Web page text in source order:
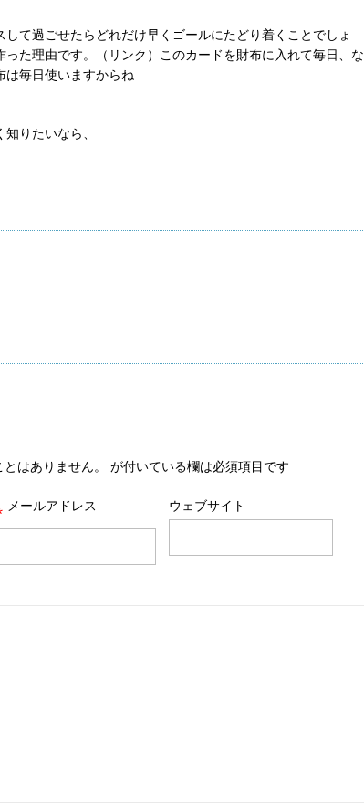
て過ごせたらどれだけ早くゴールにたどり着くことでしょ
った理由です。（リンク）このカードを財布に入れて毎日、な
は毎日使いますからね
りたいなら、
はありません。 が付いている欄は必須項目です
メールアドレス ウェブサイト